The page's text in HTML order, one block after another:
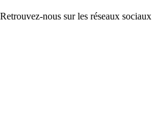
Retrouvez-nous sur les réseaux sociaux